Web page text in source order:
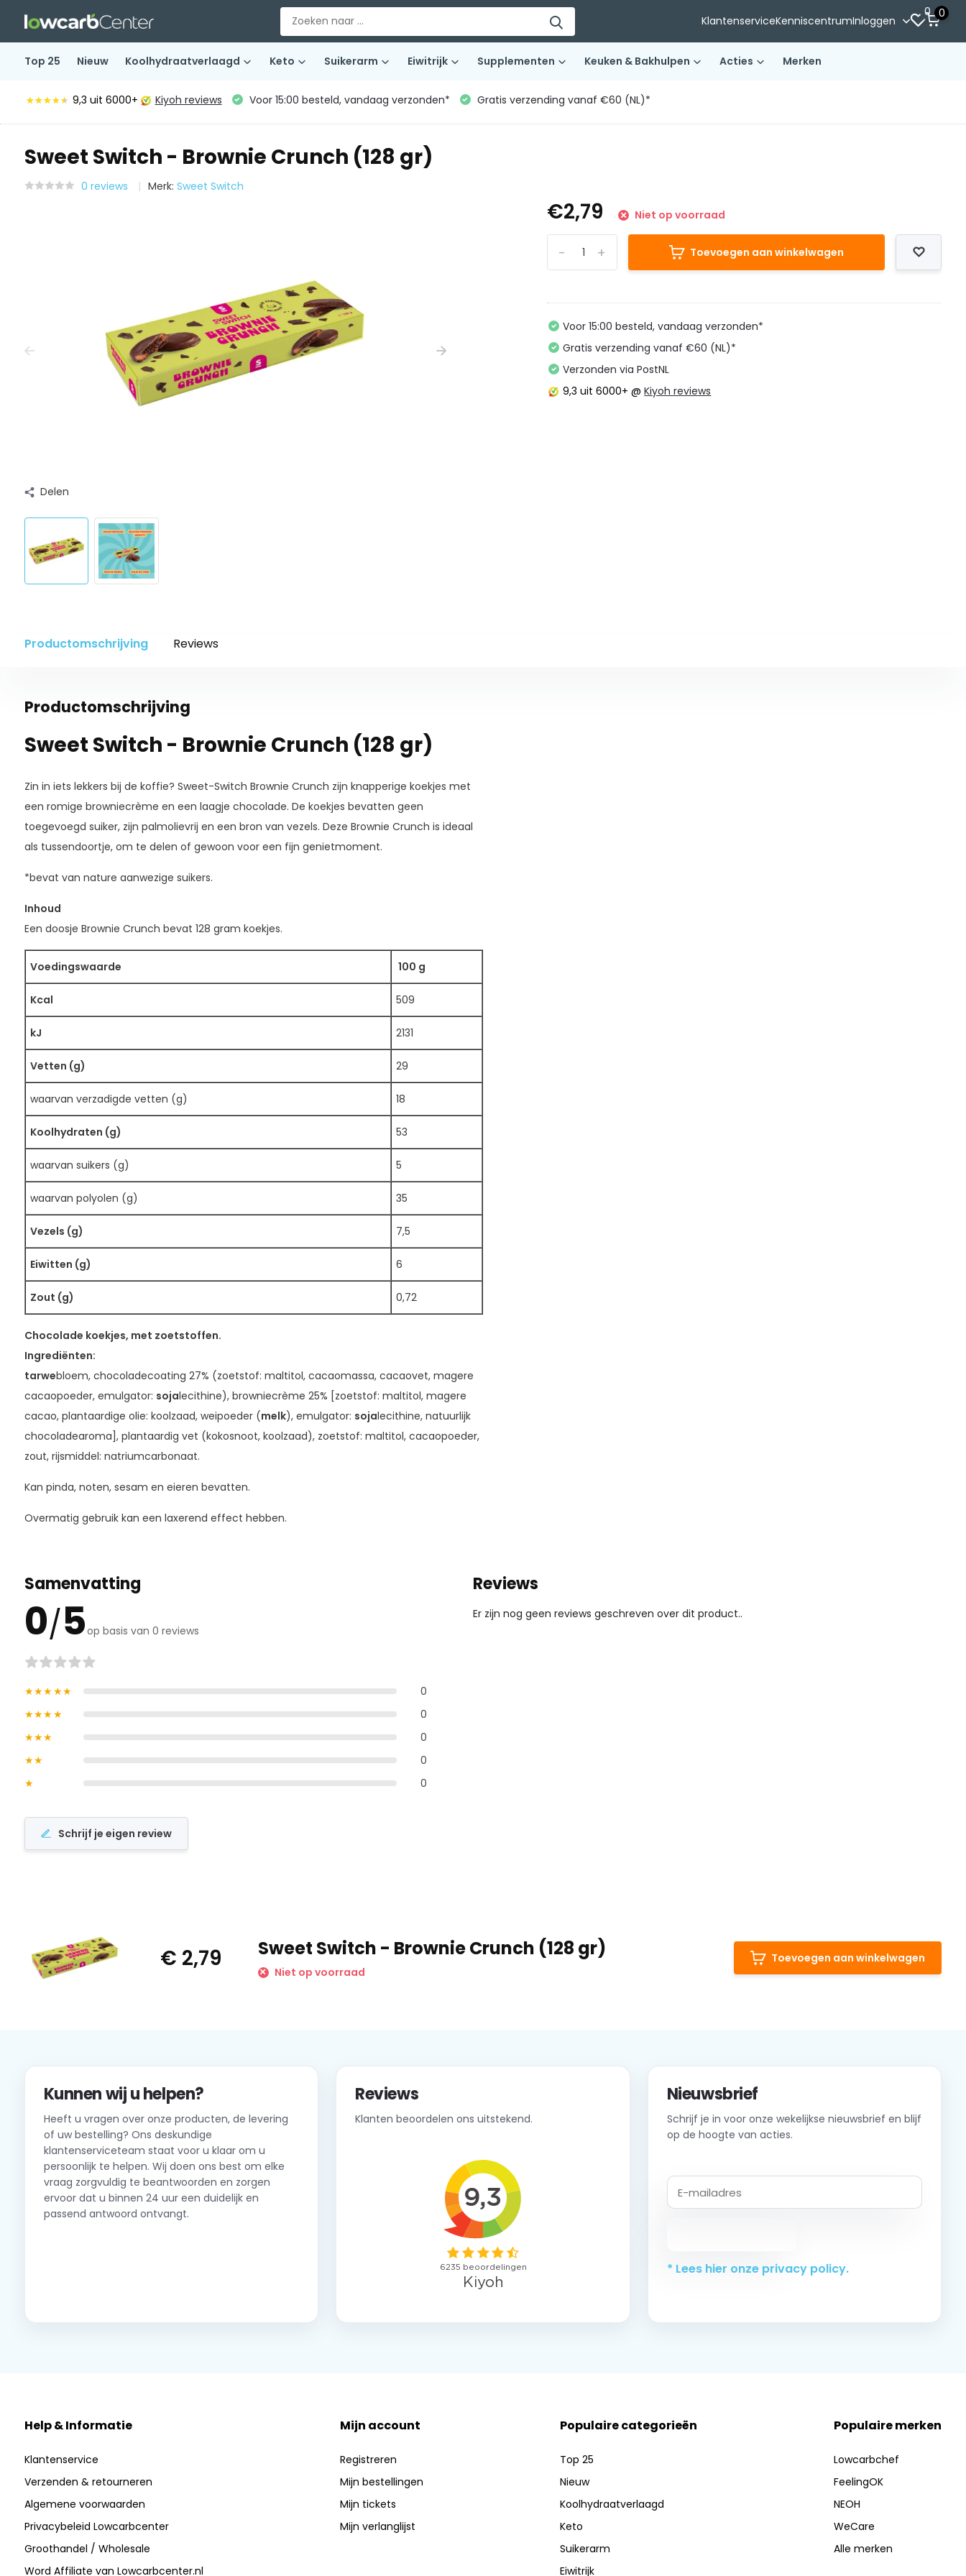
KlantenserviceKenniscentrumInloggen
0 0
Top 25 Nieuw Koolhydraatverlaagd Keto Suikerarm Eiwitrijk Supplementen Keuken & Bakhulpen Acties Merken
★★★★★
★★★★★ 9,3 uit 6000+ Kiyoh reviews Voor 15:00 besteld, vandaag verzonden* Gratis verzending vanaf €60 (NL)*
Sweet Switch - Brownie Crunch (128 gr)
0 reviews Merk: Sweet Switch
Delen
€2,79 Niet op voorraad
+
- Toevoegen aan winkelwagen
Voor 15:00 besteld, vandaag verzonden*
Gratis verzending vanaf €60 (NL)*
Verzonden via PostNL
9,3 uit 6000+ @Kiyoh reviews
Productomschrijving Reviews
Productomschrijving
Sweet Switch - Brownie Crunch (128 gr)
Zin in iets lekkers bij de koffie? Sweet-Switch Brownie Crunch zijn knapperige koekjes met
een romige browniecrème en een laagje chocolade. De koekjes bevatten geen
toegevoegd suiker, zijn palmolievrij en een bron van vezels. Deze Brownie Crunch is ideaal
als tussendoortje, om te delen of gewoon voor een fijn genietmoment.
*bevat van nature aanwezige suikers.
Inhoud
Een doosje Brownie Crunch bevat 128 gram koekjes.
Voedingswaarde 100 g
Kcal 509
kJ 2131
Vetten (g) 29
waarvan verzadigde vetten (g) 18
Koolhydraten (g) 53
waarvan suikers (g) 5
waarvan polyolen (g) 35
Vezels (g) 7,5
Eiwitten (g) 6
Zout (g) 0,72
Chocolade koekjes, met zoetstoffen.
Ingrediënten:
tarwebloem, chocoladecoating 27% (zoetstof: maltitol, cacaomassa, cacaovet, magere
cacaopoeder, emulgator: sojalecithine), browniecrème 25% [zoetstof: maltitol, magere
cacao, plantaardige olie: koolzaad, weipoeder (melk), emulgator: sojalecithine, natuurlijk
chocoladearoma], plantaardig vet (kokosnoot, koolzaad), zoetstof: maltitol, cacaopoeder,
zout, rijsmiddel: natriumcarbonaat.
Kan pinda, noten, sesam en eieren bevatten.
Overmatig gebruik kan een laxerend effect hebben.
Samenvatting
0/5op basis van 0 reviews
★★★★★
0
★★★★
0
★★★
0
★★
0
★
0
Schrijf je eigen review
Reviews
Er zijn nog geen reviews geschreven over dit product..
€ 2,79 Sweet Switch - Brownie Crunch (128 gr)
Niet op voorraad
Toevoegen aan winkelwagen
Kunnen wij u helpen?
Heeft u vragen over onze producten, de levering
of uw bestelling? Ons deskundige
klantenserviceteam staat voor u klaar om u
persoonlijk te helpen. Wij doen ons best om elke
vraag zorgvuldig te beantwoorden en zorgen
ervoor dat u binnen 24 uur een duidelijk en
passend antwoord ontvangt.
Reviews
Klanten beoordelen ons uitstekend.
Nieuwsbrief
Schrijf je in voor onze wekelijkse nieuwsbrief en blijf
op de hoogte van acties.
* Lees hier onze privacy policy.
Help & Informatie
Klantenservice
Verzenden & retourneren
Algemene voorwaarden
Privacybeleid Lowcarbcenter
Groothandel / Wholesale
Word Affiliate van Lowcarbcenter.nl
Mijn account
Registreren
Mijn bestellingen
Mijn tickets
Mijn verlanglijst
Populaire categorieën
Top 25
Nieuw
Koolhydraatverlaagd
Keto
Suikerarm
Eiwitrijk
Populaire merken
Lowcarbchef
FeelingOK
NEOH
WeCare
Alle merken